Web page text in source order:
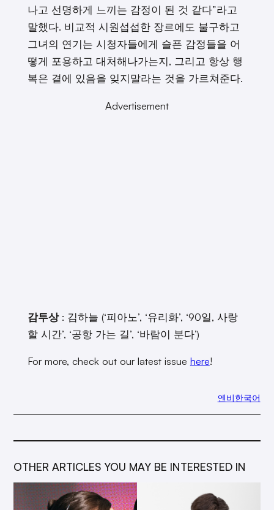
나고 선명하게 느끼는 감정이 된 것 같다”라고
말했다. 비교적 시원섭섭한 장르에도 불구하고
그녀의 연기는 시청자들에게 슬픈 감정들을 어
떻게 포용하고 대처해나가는지, 그리고 항상 행
복은 곁에 있음을 잊지말라는 것을 가르쳐준다.
Advertisement
감투상: 김하늘 (‘피아노’, ‘유리화’, ‘90일, 사랑
할 시간’, ‘공항 가는 길’, ‘바람이 분다’)
For more, check out our latest issue here!
엔비한국어
OTHER ARTICLES YOU MAY BE INTERESTED IN